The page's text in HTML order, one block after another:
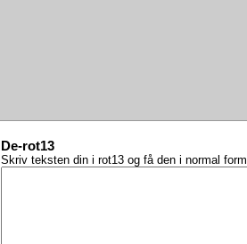
De-rot13
Skriv teksten din i rot13 og få den i normal form.